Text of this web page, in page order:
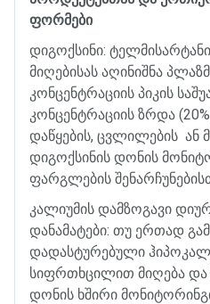
ფორმები
დიგოქსინი:
მიღებისას აღინიშნა
კონცენტრაციის პიკის
კონცენტრაციის ზრდა
დაწყების, ცვლილების ან
დიგოქსინის დონის
ფარგლების
კალიუმის დამზოგავი
დანამატები: თუ ერთად
დადასტურებული
სიფრთხცილით მიღება და
დონის ხშირი